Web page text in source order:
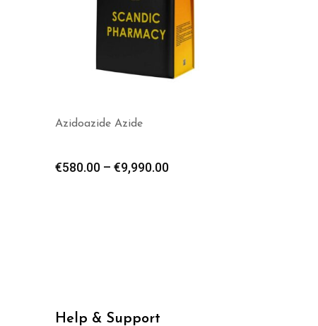
Azidoazide Azide
€580.00 – €9,990.00
Help & Support